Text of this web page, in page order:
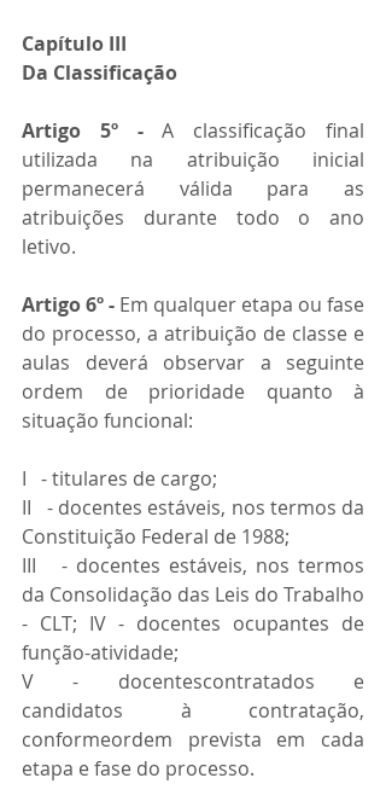
Capítulo III
Da Classificação
Artigo 5º - A classificação final
utilizada na atribuição inicial
permanecerá válida para as
atribuições durante todo o ano
letivo.
Artigo 6º - Em qualquer etapa ou fase
do processo, a atribuição de classe e
aulas deverá observar a seguinte
ordem de prioridade quanto à
situação funcional:
I   - titulares de cargo;
II   - docentes estáveis, nos termos da
Constituição Federal de 1988;
III   - docentes estáveis, nos termos
da Consolidação das Leis do Trabalho
- CLT; IV - docentes ocupantes de
função-atividade;
V - docentescontratados e
candidatos à contratação,
conformeordem prevista em cada
etapa e fase do processo.